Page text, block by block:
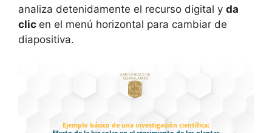
analiza detenidamente el recurso digital y da
clic en el menú horizontal para cambiar de
diapositiva.